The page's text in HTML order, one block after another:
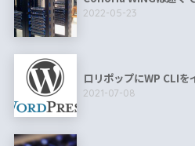
2022-05-23
ロリポップにWP CLIを
2021-07-08